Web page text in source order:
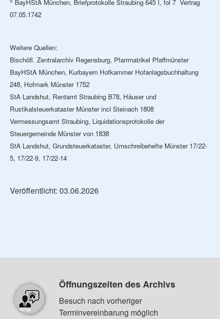
BayHStA München, Briefprotokolle Straubing 645 I, fol 7 Vertrag
07.05.1742
Weitere Quellen:
Bischöfl. Zentralarchiv Regensburg, Pfarrmatrikel Pfaffmünster
BayHStA München, Kurbayern Hofkammer Hofanlagsbuchhaltung
248, Hofmark Münster 1752
StA Landshut, Rentamt Straubing B78, Häuser und
Rustikalsteuerkataster Münster incl Steinach 1808
Vermessungsamt Straubing, Liquidationsprotokolle der
Steuergemeinde Münster von 1838
StA Landshut, Grundsteuerkataster, Umschreibehefte Münster 17/22-
5, 17/22-9, 17/22-14
Veröffentlicht: 03.06.2026
Öffnungszeiten des Archivs
Besuch nach vorheriger
Terminvereinbarung möglich